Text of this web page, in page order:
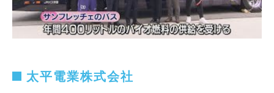
太平電業株式会社